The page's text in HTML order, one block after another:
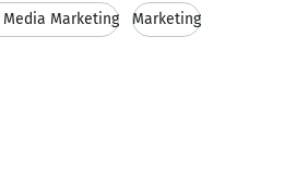
Marketing Marketing